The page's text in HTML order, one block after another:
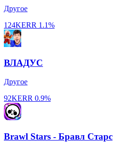
Другое
124KERR 1.1%
ВЛАДУС
Другое
92KERR 0.9%
Brawl Stars - Бравл Старс